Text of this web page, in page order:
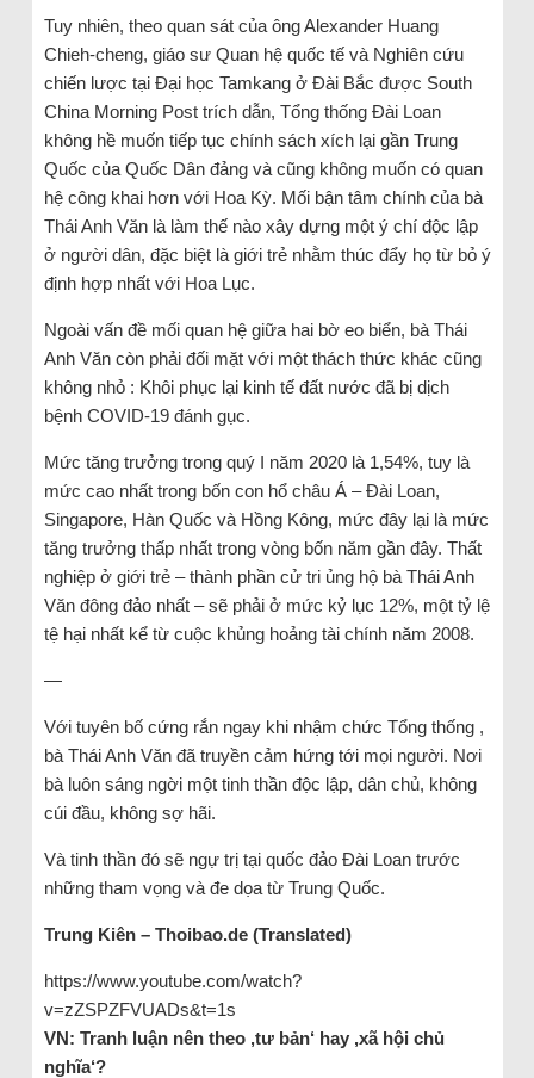
Tuy nhiên, theo quan sát của ông Alexander Huang
Chieh-cheng, giáo sư Quan hệ quốc tế và Nghiên cứu
chiến lược tại Đại học Tamkang ở Đài Bắc được South
China Morning Post trích dẫn, Tổng thống Đài Loan
không hề muốn tiếp tục chính sách xích lại gần Trung
Quốc của Quốc Dân đảng và cũng không muốn có quan
hệ công khai hơn với Hoa Kỳ. Mối bận tâm chính của bà
Thái Anh Văn là làm thế nào xây dựng một ý chí độc lập
ở người dân, đặc biệt là giới trẻ nhằm thúc đẩy họ từ bỏ ý
định hợp nhất với Hoa Lục.
Ngoài vấn đề mối quan hệ giữa hai bờ eo biển, bà Thái
Anh Văn còn phải đối mặt với một thách thức khác cũng
không nhỏ : Khôi phục lại kinh tế đất nước đã bị dịch
bệnh COVID-19 đánh gục.
Mức tăng trưởng trong quý I năm 2020 là 1,54%, tuy là
mức cao nhất trong bốn con hổ châu Á – Đài Loan,
Singapore, Hàn Quốc và Hồng Kông, mức đây lại là mức
tăng trưởng thấp nhất trong vòng bốn năm gần đây. Thất
nghiệp ở giới trẻ – thành phần cử tri ủng hộ bà Thái Anh
Văn đông đảo nhất – sẽ phải ở mức kỷ lục 12%, một tỷ lệ
tệ hại nhất kể từ cuộc khủng hoảng tài chính năm 2008.
—
Với tuyên bố cứng rắn ngay khi nhậm chức Tổng thống ,
bà Thái Anh Văn đã truyền cảm hứng tới mọi người. Nơi
bà luôn sáng ngời một tinh thần độc lập, dân chủ, không
cúi đầu, không sợ hãi.
Và tinh thần đó sẽ ngự trị tại quốc đảo Đài Loan trước
những tham vọng và đe dọa từ Trung Quốc.
Trung Kiên – Thoibao.de (Translated)
https://www.youtube.com/watch?
v=zZSPZFVUADs&t=1s
VN: Tranh luận nên theo ‚tư bản‘ hay ‚xã hội chủ
nghĩa‘?